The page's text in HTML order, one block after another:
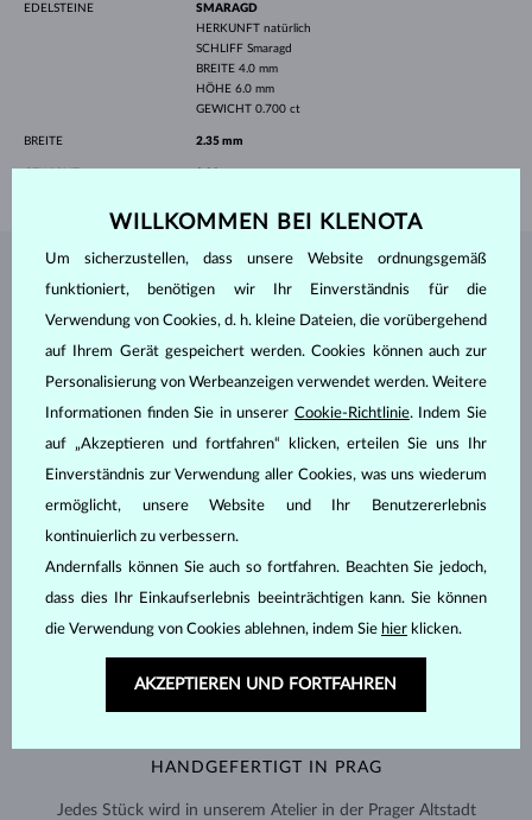
EDELSTEINE
SMARAGD
HERKUNFT natürlich
SCHLIFF Smaragd
BREITE 4.0 mm
HÖHE 6.0 mm
GEWICHT 0.700 ct
BREITE 2.35 mm
SCHMUCK AUS DEMKLENOTA ATELIER
HANDGEFERTIGT IN PRAG
Jedes Stück wird in unserem Atelier in der Prager Altstadt
WILLKOMMEN BEI KLENOTA
Um sicherzustellen, dass unsere Website ordnungsgemäß
funktioniert, benötigen wir Ihr Einverständnis für die
Verwendung von Cookies, d. h. kleine Dateien, die vorübergehend
auf Ihrem Gerät gespeichert werden. Cookies können auch zur
Personalisierung von Werbeanzeigen verwendet werden. Weitere
Informationen finden Sie in unserer Cookie-Richtlinie. Indem Sie
auf „Akzeptieren und fortfahren“ klicken, erteilen Sie uns Ihr
Einverständnis zur Verwendung aller Cookies, was uns wiederum
ermöglicht, unsere Website und Ihr Benutzererlebnis
kontinuierlich zu verbessern.
Andernfalls können Sie auch so fortfahren. Beachten Sie jedoch,
dass dies Ihr Einkaufserlebnis beeinträchtigen kann. Sie können
die Verwendung von Cookies ablehnen, indem Sie hier klicken.
AKZEPTIEREN UND FORTFAHREN